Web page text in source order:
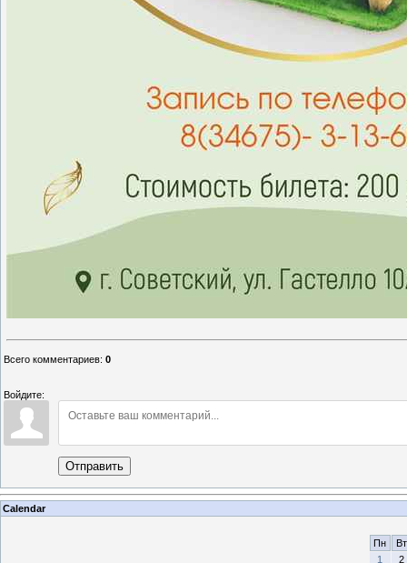
Всего комментариев: 0
Войдите:
Отправить
Calendar
Пн
Вт
1
2